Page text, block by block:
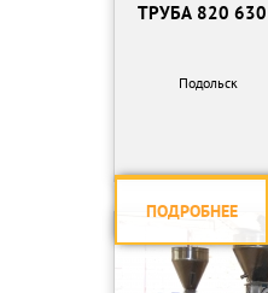
ТРУБА 820
Подольск
ПОДРОБНЕЕ